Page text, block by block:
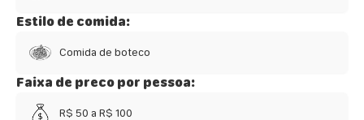
Estilo de comida:
Comida de boteco
Faixa de preco por pessoa:
R$ 50 a R$ 100